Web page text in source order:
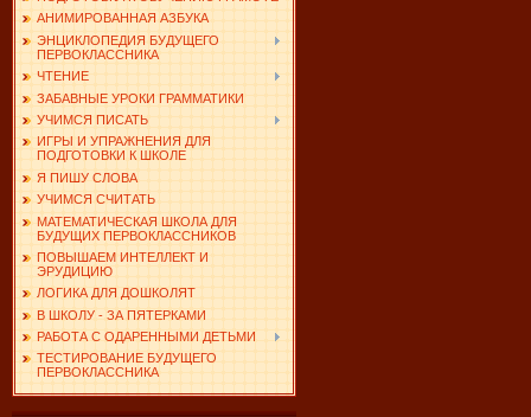
АНИМИРОВАННАЯ АЗБУКА
ЭНЦИКЛОПЕДИЯ БУДУЩЕГО
ПЕРВОКЛАССНИКА
ЧТЕНИЕ
ЗАБАВНЫЕ УРОКИ ГРАММАТИКИ
УЧИМСЯ ПИСАТЬ
ИГРЫ И УПРАЖНЕНИЯ ДЛЯ
ПОДГОТОВКИ К ШКОЛЕ
Я ПИШУ СЛОВА
УЧИМСЯ СЧИТАТЬ
МАТЕМАТИЧЕСКАЯ ШКОЛА ДЛЯ
БУДУЩИХ ПЕРВОКЛАССНИКОВ
ПОВЫШАЕМ ИНТЕЛЛЕКТ И
ЭРУДИЦИЮ
ЛОГИКА ДЛЯ ДОШКОЛЯТ
В ШКОЛУ - ЗА ПЯТЕРКАМИ
РАБОТА С ОДАРЕННЫМИ ДЕТЬМИ
ТЕСТИРОВАНИЕ БУДУЩЕГО
ПЕРВОКЛАССНИКА